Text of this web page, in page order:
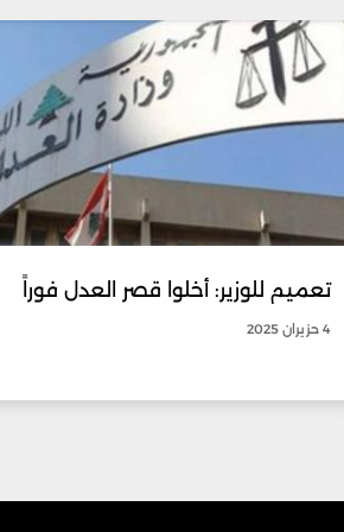
تعميم للوزير: أخلوا قصر العدل فوراً
4 حزيران 2025